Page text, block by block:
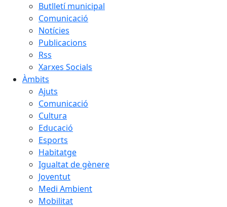
Butlletí municipal
Comunicació
Notícies
Publicacions
Rss
Xarxes Socials
Àmbits
Ajuts
Comunicació
Cultura
Educació
Esports
Habitatge
Igualtat de gènere
Joventut
Medi Ambient
Mobilitat